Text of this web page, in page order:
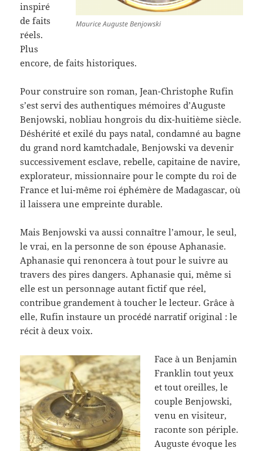
Maurice Auguste Benjowski
inspiré
de faits
réels.
Plus
encore, de faits historiques.
Pour construire son roman, Jean-Christophe Rufin
s’est servi des authentiques mémoires d’Auguste
Benjowski, nobliau hongrois du dix-huitième siècle.
Déshérité et exilé du pays natal, condamné au bagne
du grand nord kamtchadale, Benjowski va devenir
successivement esclave, rebelle, capitaine de navire,
explorateur, missionnaire pour le compte du roi de
France et lui-même roi éphémère de Madagascar, où
il laissera une empreinte durable.
Mais Benjowski va aussi connaître l’amour, le seul,
le vrai, en la personne de son épouse Aphanasie.
Aphanasie qui renoncera à tout pour le suivre au
travers des pires dangers. Aphanasie qui, même si
elle est un personnage autant fictif que réel,
contribue grandement à toucher le lecteur. Grâce à
elle, Rufin instaure un procédé narratif original : le
récit à deux voix.
Face à un Benjamin
Franklin tout yeux
et tout oreilles, le
couple Benjowski,
venu en visiteur,
raconte son périple.
Auguste évoque les